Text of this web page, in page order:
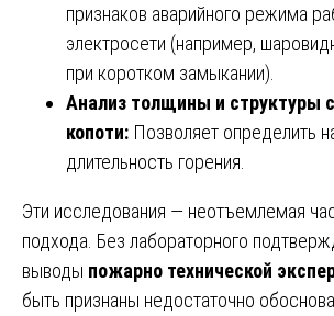
признаков аварийного режима
электросети (например,
при коротком замыкании).
Анализ толщины и структуры
копоти: Позволяет определить
длительность горения.
Эти исследования — неотъемлемая
подхода. Без лабораторного
выводы пожарно технической
быть признаны недостаточно